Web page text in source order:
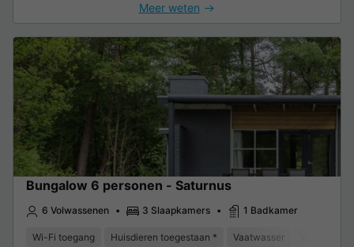
Meer weten
Bungalow 6 personen - Saturnus
6 Volwassenen 3 Slaapkamers 1 Badkamer
Wi-Fi toegang Huisdieren toegestaan * Vaatwasser